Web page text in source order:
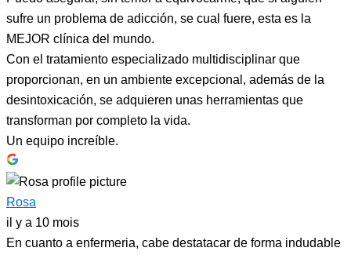
sufre un problema de adicción, se cual fuere, esta es la
MEJOR clínica del mundo.
Con el tratamiento especializado multidisciplinar que
proporcionan, en un ambiente excepcional, además de la
desintoxicación, se adquieren unas herramientas que
transforman por completo la vida.
Un equipo increíble.
Rosa
il y a 10 mois
En cuanto a enfermeria, cabe destatacar de forma indudable